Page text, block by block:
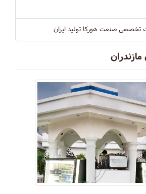
تخصصی صنعت هورکا تولید ایران